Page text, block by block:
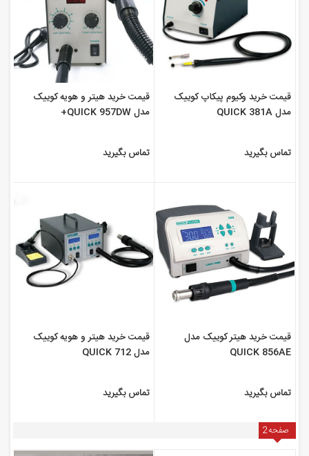
قیمت خرید وکیوم پیکاپ کوییک
مدل QUICK 381A
تماس بگیرید
قیمت خرید هیتر و هویه کوییک
مدل QUICK 957DW+
تماس بگیرید
قیمت خرید هیتر کوییک مدل
QUICK 856AE
تماس بگیرید
قیمت خرید هیتر و هویه کوییک
مدل QUICK 712
تماس بگیرید
صفحه2